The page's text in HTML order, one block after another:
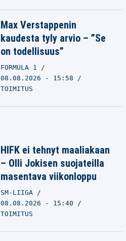
Max Verstappenin
kaudesta tyly arvio – ”Se
on todellisuus”
FORMULA 1
08.08.2026 - 15:58
TOIMITUS
HIFK ei tehnyt maaliakaan
– Olli Jokisen suojateilla
masentava viikonloppu
SM-LIIGA
08.08.2026 - 15:40
TOIMITUS